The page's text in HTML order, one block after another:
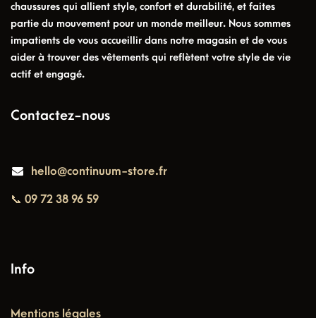
chaussures qui allient style, confort et durabilité, et faites
partie du mouvement pour un monde meilleur. Nous sommes
impatients de vous accueillir dans notre magasin et de vous
aider à trouver des vêtements qui reflètent votre style de vie
actif et engagé.
Contactez-nous
hello@continuum-store.fr
📞 09 72 38 96 59
Info
Mentions légales